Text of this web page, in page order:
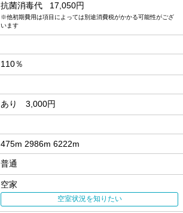
抗菌消毒代 17,050円
※他初期費用は項目によっては別途消費税がかかる可能性がござ
います
110％
あり 3,000円
475m 2986m 6222m
普通
空家
空室状況を知りたい